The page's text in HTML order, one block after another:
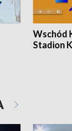
Wschód
Stadion